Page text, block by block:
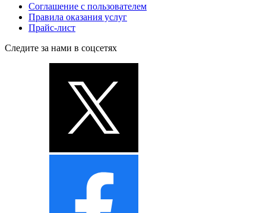
Соглашение с пользователем
Правила оказания услуг
Прайс-лист
Следите за нами в соцсетях